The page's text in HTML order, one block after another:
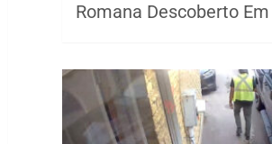
Romana Descoberto